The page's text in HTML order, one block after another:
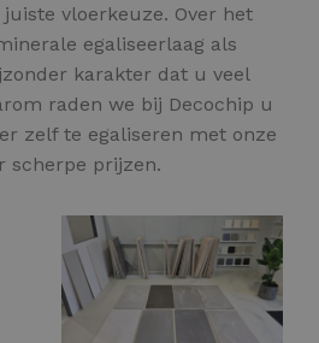
vloerkeuze. Over het
egaliseerlaag als
karakter dat u veel
raden we bij Decochip u
zelf te egaliseren met onze
scherpe prijzen.